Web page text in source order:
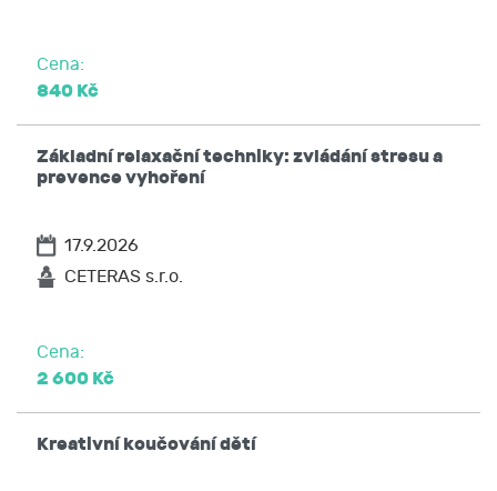
Cena:
840 Kč
Základní relaxační techniky: zvládání stresu a
prevence vyhoření
17.9.2026
CETERAS s.r.o.
Cena:
2 600 Kč
Kreativní koučování dětí